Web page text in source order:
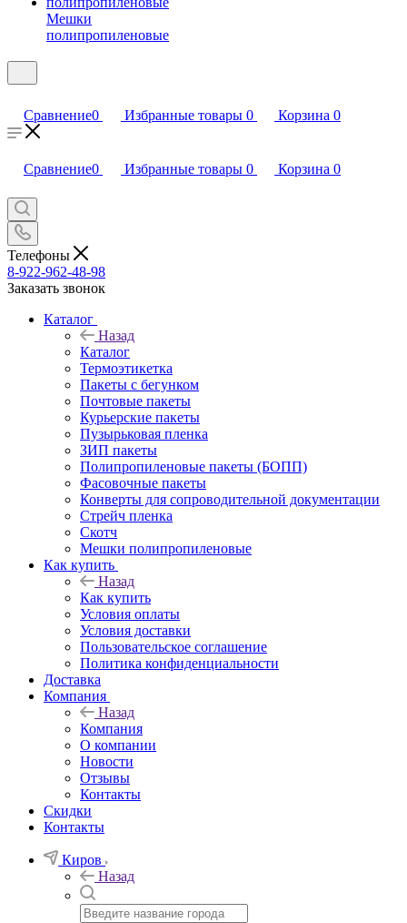
Мешки
полипропиленовые
Сравнение0 Избранные товары 0 Корзина 0
Сравнение0 Избранные товары 0 Корзина 0
Телефоны
8-922-962-48-98
Заказать звонок
Каталог
Назад
Каталог
Термоэтикетка
Пакеты с бегунком
Почтовые пакеты
Курьерские пакеты
Пузырьковая пленка
ЗИП пакеты
Полипропиленовые пакеты (БОПП)
Фасовочные пакеты
Конверты для сопроводительной документации
Стрейч пленка
Скотч
Мешки полипропиленовые
Как купить
Назад
Как купить
Условия оплаты
Условия доставки
Пользовательское соглашение
Политика конфиденциальности
Доставка
Компания
Назад
Компания
О компании
Новости
Отзывы
Контакты
Скидки
Контакты
Киров
Назад